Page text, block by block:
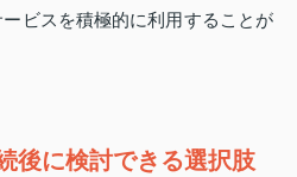
ビスを積極的に利用することが
後に検討できる選択肢